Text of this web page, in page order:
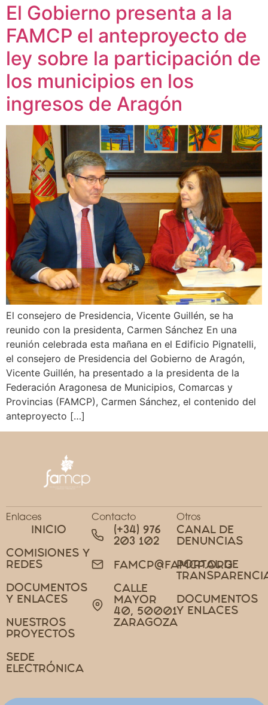
El Gobierno presenta a la
FAMCP el anteproyecto de
ley sobre la participación de
los municipios en los
ingresos de Aragón
El consejero de Presidencia, Vicente Guillén, se ha
reunido con la presidenta, Carmen Sánchez En una
reunión celebrada esta mañana en el Edificio Pignatelli,
el consejero de Presidencia del Gobierno de Aragón,
Vicente Guillén, ha presentado a la presidenta de la
Federación Aragonesa de Municipios, Comarcas y
Provincias (FAMCP), Carmen Sánchez, el contenido del
anteproyecto […]
Enlaces
INICIO
COMISIONES Y
REDES
DOCUMENTOS
Y ENLACES
NUESTROS
PROYECTOS
SEDE
ELECTRÓNICA
Contacto
(+34) 976
203 102
FAMCP@FAMCP.ORG
CALLE
MAYOR
40, 50001
ZARAGOZA
Otros
CANAL DE
DENUNCIAS
PORTAL DE
DOCUMENTOS
Y ENLACES